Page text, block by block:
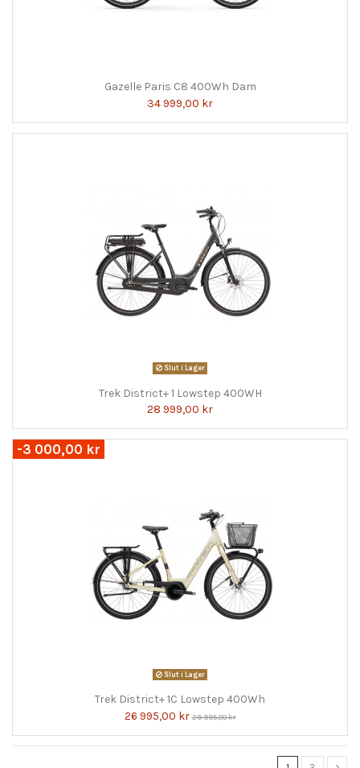
Gazelle Paris C8 400Wh Dam
34 999,00 kr
Slut i Lager
Trek District+ 1 Lowstep 400WH
28 999,00 kr
-3 000,00 kr
Slut i Lager
Trek District+ 1C Lowstep 400Wh
26 995,00 kr29 995,00 kr